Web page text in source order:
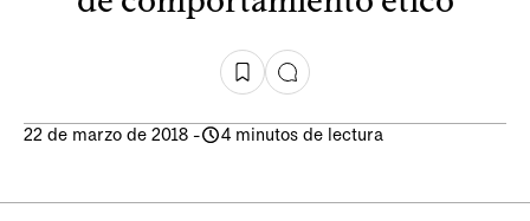
22 de marzo de 2018 - 4 minutos de lectura